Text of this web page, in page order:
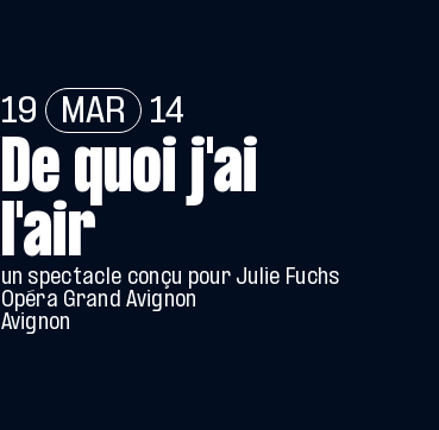
19 MAR 14
De quoi j'ai
l'air
un spectacle conçu pour Julie Fuchs
Opéra Grand Avignon
Avignon